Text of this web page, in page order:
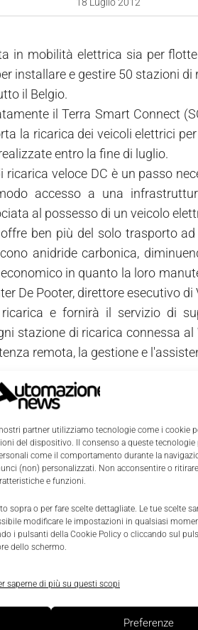
partner utilizziamo tecnologie come i cookie
del dispositivo. Il consenso a queste tecnologie
come il comportamento durante la
(non) personalizzati. Non acconsentire o
e funzioni.
sopra o per fare scelte dettagliate. Le tue scelte
modificare le impostazioni in qualsiasi
i pulsanti della Cookie Policy o cliccando sul
dello schermo.
saperne di più su questi scopi
Preferenze
18 Luglio 2012
in mobilità elettrica sia per
installare e gestire 50 stazioni
il Belgio.
il Terra Smart Connect
la ricarica dei veicoli elettrici
entro la fine di luglio.
veloce DC è un passo
accesso a una
al possesso di un veicolo
ben più del solo trasporto
anidride carbonica,
in quanto la loro
De Pooter, direttore esecutivo
e fornirà il servizio di
stazione di ricarica connessa
remota, la gestione e
in Belgio si occuperà dei servizi
manager del gruppo Abb
in considerazione
di tecnologia che permette
Questo creerà una